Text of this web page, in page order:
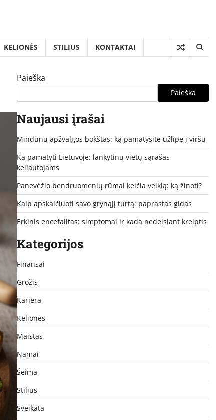
KELIONĖS STILIUS KONTAKTAI
Paieška
Paieška
Naujausi įrašai
Mindūnų apžvalgos bokštas: ką pamatysite užlipę į viršų
Ką pamatyti Lietuvoje: lankytinų vietų sąrašas
keliautojams
Panevėžio bendruomenių rūmai keičia veiklą: ką žinoti?
Kaip apskaičiuoti savo grynąjį turtą: paprastas gidas
Erkinis encefalitas: simptomai ir kada nedelsiant kreiptis
Kategorijos
Finansai
Grožis
Karjera
Kelionės
Maistas
Namai
Šeima
Stilius
Sveikata